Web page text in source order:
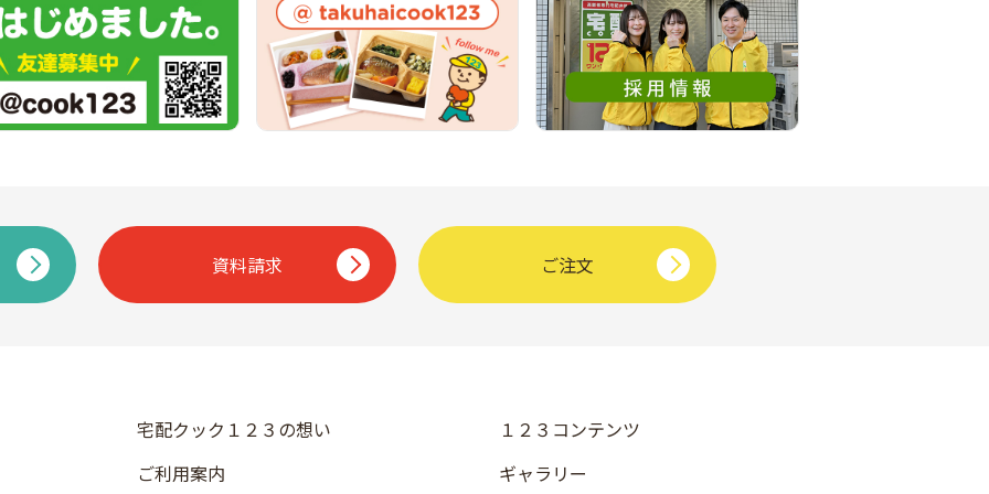
資料請求 ご注文
宅配クック１２３の想い
ご利用案内
１２３コンテンツ
ギャラリー